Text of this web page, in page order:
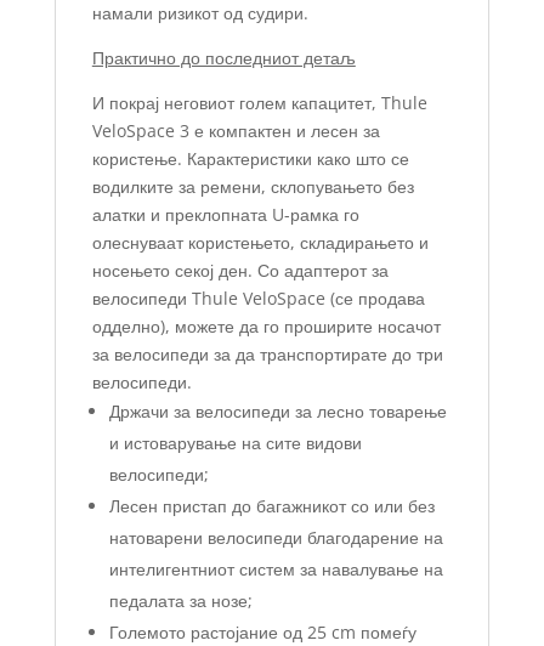
намали ризикот од судири.
Практично до последниот детаљ
И покрај неговиот голем капацитет, Thule
VeloSpace 3 е компактен и лесен за
користење. Карактеристики како што се
водилките за ремени, склопувањето без
алатки и преклопната U-рамка го
олеснуваат користењето, складирањето и
носењето секој ден. Со адаптерот за
велосипеди Thule VeloSpace (се продава
одделно), можете да го проширите носачот
за велосипеди за да транспортирате до три
велосипеди.
Држачи за велосипеди за лесно товарење
и истоварување на сите видови
велосипеди;
Лесен пристап до багажникот со или без
натоварени велосипеди благодарение на
интелигентниот систем за навалување на
педалата за нозе;
Големото растојание од 25 cm помеѓу